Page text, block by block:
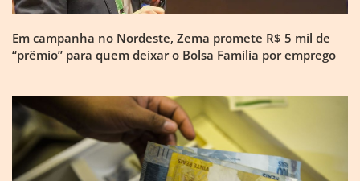
Em campanha no Nordeste, Zema promete R$ 5 mil de
“prêmio” para quem deixar o Bolsa Família por emprego